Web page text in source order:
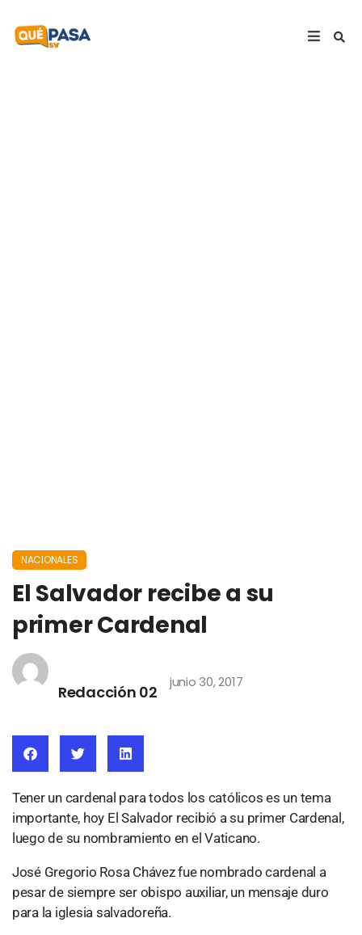
NACIONALES
El Salvador recibe a su
primer Cardenal
Redacción 02
junio 30, 2017
Tener un cardenal para todos los católicos es un tema
importante, hoy El Salvador recibió a su primer Cardenal,
luego de su nombramiento en el Vaticano.
José Gregorio Rosa Chávez fue nombrado cardenal a
pesar de siempre ser obispo auxiliar, un mensaje duro
para la iglesia salvadoreña.